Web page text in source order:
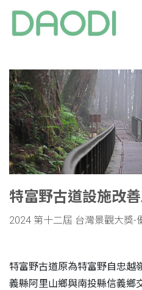
特富野古道設施改
2024 第十二屆 台灣景觀大獎-
特富野古道原為特富野自忠越
義縣阿里山鄉與南投縣信義鄉